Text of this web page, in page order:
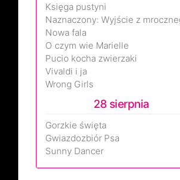
Księga pustyni
Nowa fala
O czym wie Marielle
Pucio kocha zwierzaki
Vivaldi i ja
Wrong Girls
28 sierpnia
Gorzkie święta
Gwiazdozbiór Psa
Sunny Dancer